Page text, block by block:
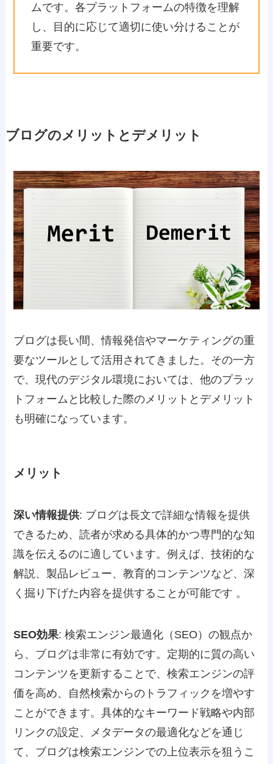
ムです。各プラットフォームの特徴を理解
し、目的に応じて適切に使い分けることが
重要です。
ブログのメリットとデメリット
ブログは長い間、情報発信やマーケティングの重
要なツールとして活用されてきました。その一方
で、現代のデジタル環境においては、他のプラッ
トフォームと比較した際のメリットとデメリット
も明確になっています。
メリット
深い情報提供: ブログは長文で詳細な情報を提供
できるため、読者が求める具体的かつ専門的な知
識を伝えるのに適しています。例えば、技術的な
解説、製品レビュー、教育的コンテンツなど、深
く掘り下げた内容を提供することが可能です​ ​。
SEO効果: 検索エンジン最適化（SEO）の観点か
ら、ブログは非常に有効です。定期的に質の高い
コンテンツを更新することで、検索エンジンの評
価を高め、自然検索からのトラフィックを増やす
ことができます。具体的なキーワード戦略や内部
リンクの設定、メタデータの最適化などを通じ
て、ブログは検索エンジンでの上位表示を狙うこ